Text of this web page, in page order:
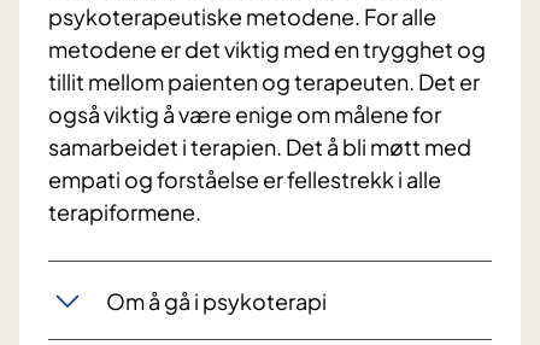
psykoterapeutiske metodene. For alle
metodene er det viktig med en trygghet og
tillit mellom paienten og terapeuten. Det er
også viktig å være enige om målene for
samarbeidet i terapien. Det å bli møtt med
empati og forståelse er fellestrekk i alle
terapiformene.
Om å gå i psykoterapi